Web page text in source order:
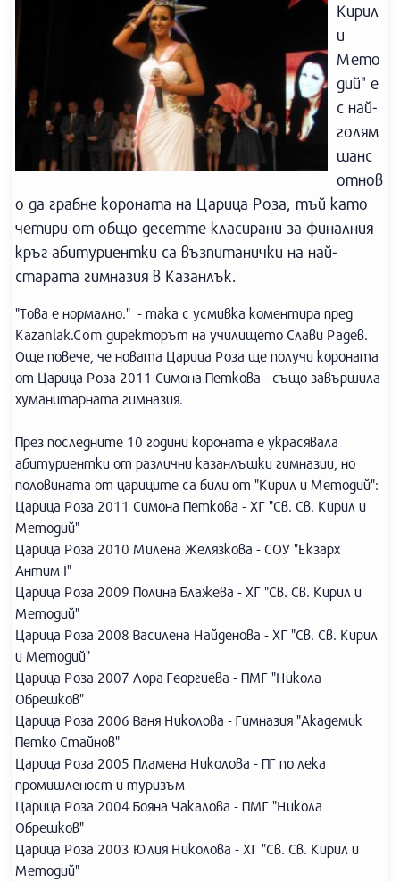
Кирил
и
Мето
дий" е
с най-
голям
шанс
отнов
о да грабне короната на Царица Роза, тъй като
четири от общо десетте класирани за финалния
кръг абитуриентки са възпитанички на най-
старата гимназия в Казанлък.
"Това е нормално." - така с усмивка коментира пред
Kazanlak.Com директорът на училището Слави Радев.
Още повече, че новата Царица Роза ще получи короната
от Царица Роза 2011 Симона Петкова - също завършила
хуманитарната гимназия.
През последните 10 години короната е украсявала
абитуриентки от различни казанлъшки гимназии, но
половината от цариците са били от "Кирил и Методий":
Царица Роза 2011 Симона Петкова - ХГ "Св. Св. Кирил и
Методий"
Царица Роза 2010 Милена Желязкова - СОУ "Екзарх
Антим I"
Царица Роза 2009 Полина Блажева - ХГ "Св. Св. Кирил и
Методий"
Царица Роза 2008 Василена Найденова - ХГ "Св. Св. Кирил
и Методий"
Царица Роза 2007 Лора Георгиева - ПМГ "Никола
Обрешков"
Царица Роза 2006 Ваня Николова - Гимназия "Академик
Петко Стайнов"
Царица Роза 2005 Пламена Николова - ПГ по лека
промишленост и туризъм
Царица Роза 2004 Бояна Чакалова - ПМГ "Никола
Обрешков"
Царица Роза 2003 Юлия Николова - ХГ "Св. Св. Кирил и
Методий"